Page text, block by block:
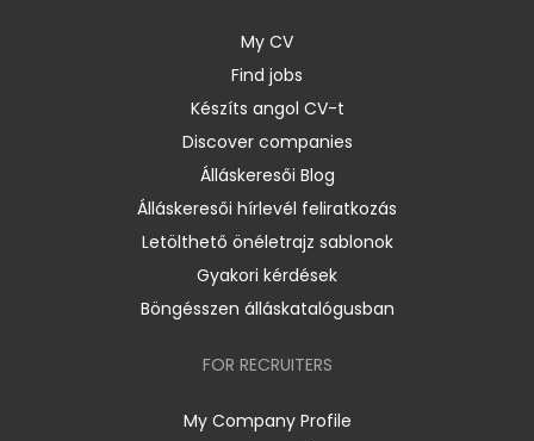
My CV
Find jobs
Készíts angol CV-t
Discover companies
Álláskeresői Blog
Álláskeresői hírlevél feliratkozás
Letölthető önéletrajz sablonok
Gyakori kérdések
Böngésszen álláskatalógusban
FOR RECRUITERS
My Company Profile